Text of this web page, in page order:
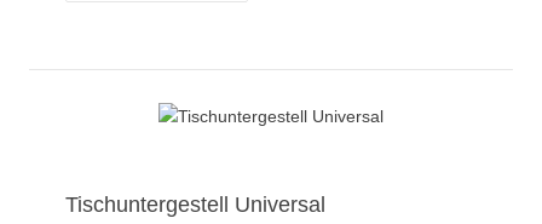
Tischuntergestell Universal